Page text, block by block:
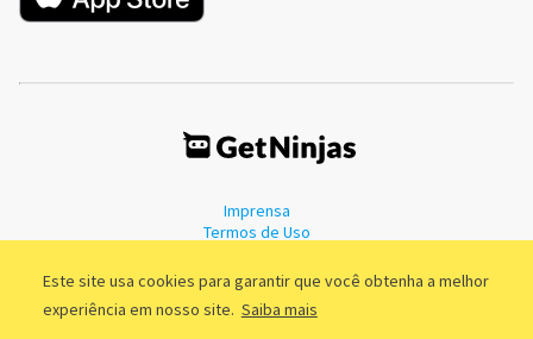
Este site usa cookies para garantir que você obtenha a melhor
experiência em nosso site. Saiba mais
Imprensa
Termos de Uso